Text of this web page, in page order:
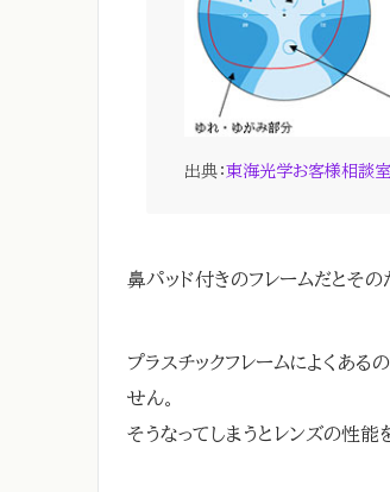
出典：東海光学お客様相談室
鼻パッド付きのフレームだとそ
プラスチックフレームによくあ
せん。
そうなってしまうとレンズの性